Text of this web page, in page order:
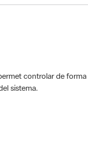
controlar de
sistema.
de 5.